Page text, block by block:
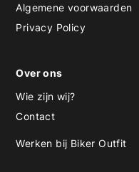
Algemene voorwaarden
Privacy Policy
Over ons
Wie zijn wij?
Contact
Werken bij Biker Outfit